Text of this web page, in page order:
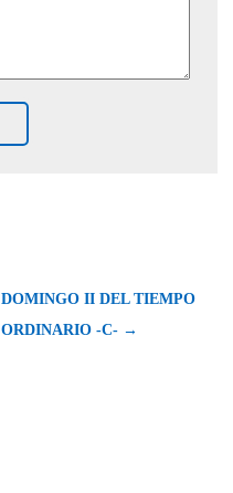
DOMINGO II DEL TIEMPO
ORDINARIO -C- →